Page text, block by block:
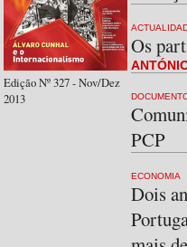
Edição Nº 327 - Nov/Dez
2013
Os
PCP
ECONOMIA
Dois